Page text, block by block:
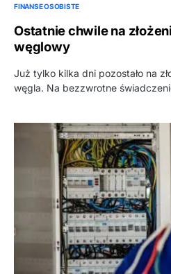
FINANSE OSOBISTE
Ostatnie chwile na
węglowy
Już tylko kilka dni pozostało na
węgla. Na bezzwrotne